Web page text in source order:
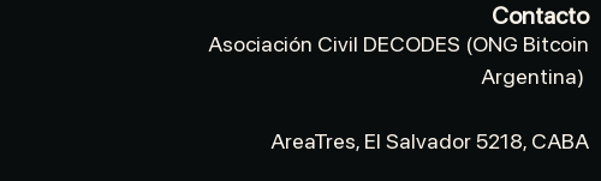
Contacto
Asociación Civil DECODES (ONG Bitcoin
Argentina)
AreaTres, El Salvador 5218, CABA